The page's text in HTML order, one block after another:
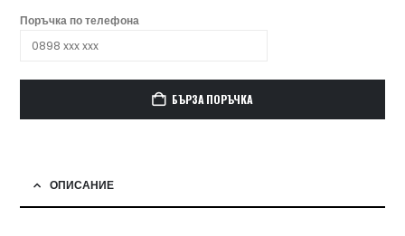
Поръчка по телефона
БЪРЗА ПОРЪЧКА
ОПИСАНИЕ